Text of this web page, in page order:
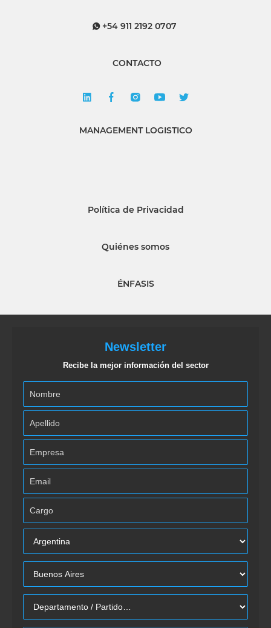
+54 911 2192 0707
CONTACTO
MANAGEMENT LOGISTICO
Política de Privacidad
Quiénes somos
ÉNFASIS
Newsletter
Recibe la mejor información del sector